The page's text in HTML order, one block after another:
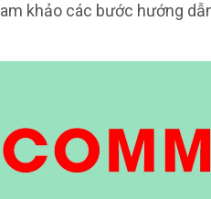
khảo các bước hướng